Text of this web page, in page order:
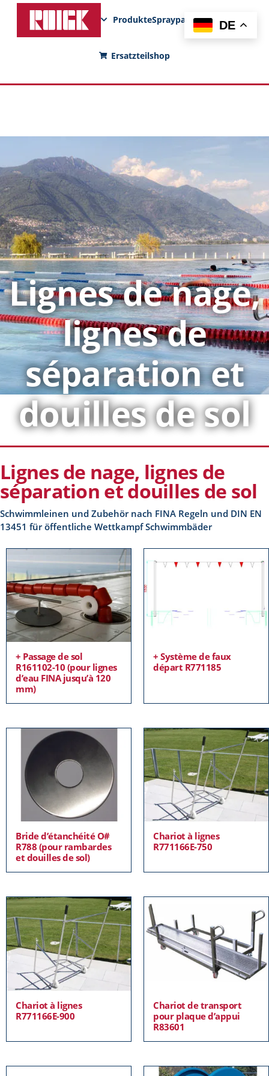
ProdukteSprayparksFunPadNews
Ersatzteilshop
Lignes de nage,
lignes de
séparation et
douilles de sol
Lignes de nage, lignes de
séparation et douilles de sol
Schwimmleinen und Zubehör nach FINA Regeln und DIN EN
13451 für öffentliche Wettkampf Schwimmbäder
+ Passage de sol
R161102-10 (pour lignes
d’eau FINA jusqu’à 120
mm)
+ Système de faux
départ R771185
Bride d’étanchéité O#
R788 (pour rambardes
et douilles de sol)
Chariot à lignes
R771166E-750
Chariot à lignes
R771166E-900
Chariot de transport
pour plaque d’appui
R83601
DE